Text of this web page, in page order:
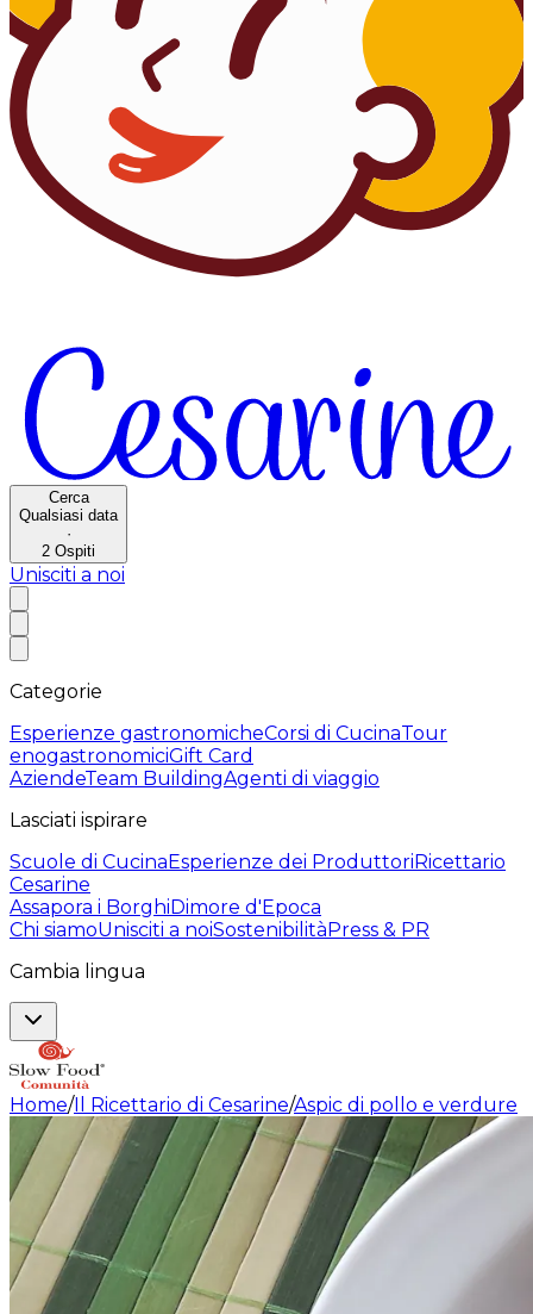
Cerca
Qualsiasi data
·
2 Ospiti
Unisciti a noi
Categorie
Esperienze gastronomicheCorsi di CucinaTour
enogastronomiciGift Card
AziendeTeam BuildingAgenti di viaggio
Lasciati ispirare
Scuole di CucinaEsperienze dei ProduttoriRicettario
Cesarine
Assapora i BorghiDimore d'Epoca
Chi siamoUnisciti a noiSostenibilitàPress & PR
Cambia lingua
Home/Il Ricettario di Cesarine/Aspic di pollo e verdure